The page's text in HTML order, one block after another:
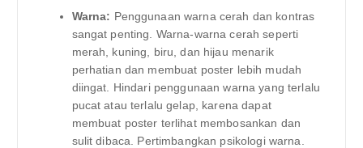
Warna: Penggunaan warna cerah dan kontras
sangat penting. Warna-warna cerah seperti
merah, kuning, biru, dan hijau menarik
perhatian dan membuat poster lebih mudah
diingat. Hindari penggunaan warna yang terlalu
pucat atau terlalu gelap, karena dapat
membuat poster terlihat membosankan dan
sulit dibaca. Pertimbangkan psikologi warna.